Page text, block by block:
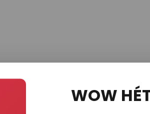
Hírlevél
kedvezményekről, a legújabb
WOW